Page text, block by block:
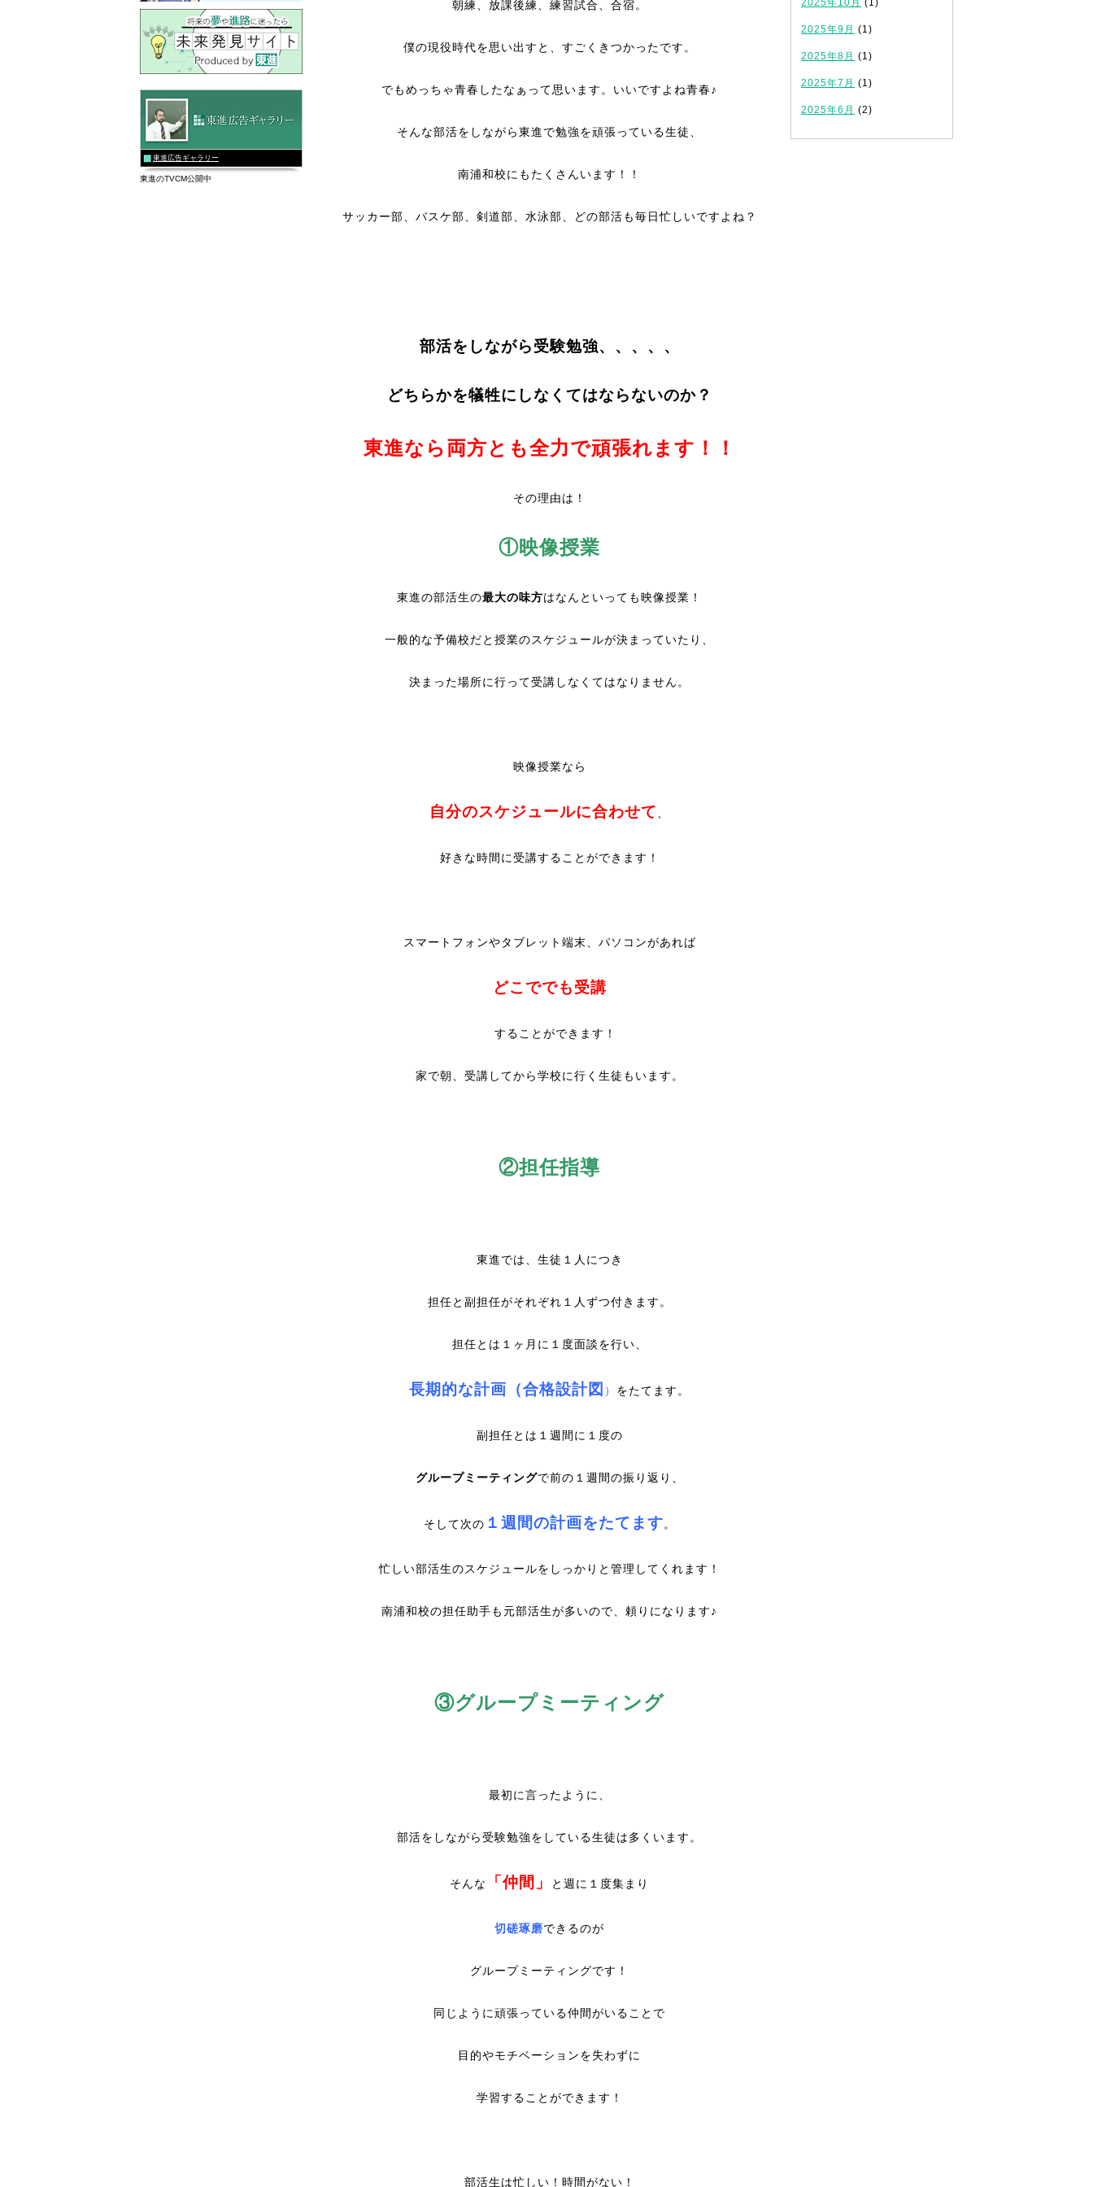
朝練、放課後練、練習試合、合宿。
僕の現役時代を思い出すと、すごくきつかったです。
でもめっちゃ青春したなぁって思います。いいですよね青春♪
そんな部活をしながら東進で勉強を頑張っている生徒、
南浦和校にもたくさんいます！！
サッカー部、バスケ部、剣道部、水泳部、どの部活も毎日忙しいですよね？
部活をしながら受験勉強、、、、、
どちらかを犠牲にしなくてはならないのか？
東進なら両方とも全力で頑張れます！！
その理由は！
①映像授業
東進の部活生の最大の味方はなんといっても映像授業！
一般的な予備校だと授業のスケジュールが決まっていたり、
決まった場所に行って受講しなくてはなりません。
映像授業なら
自分のスケジュールに合わせて
好きな時間に受講することができます！
スマートフォンやタブレット端末、パソコンがあれば
どこででも受講
することができます！
家で朝、受講してから学校に行く生徒もいます。
②担任指導
東進では、生徒１人につき
担任と副担任がそれぞれ１人ずつ付きます。
担任とは１ヶ月に１度面談を行い、
長期的な計画（合格設計図 ） をたてます。
副担任とは１週間に１度の
グループミーティングで前の１週間の振り返り、
そして次の １週間の計画をたてます。
忙しい部活生のスケジュールをしっかりと管理してくれます！
南浦和校の担任助手も元部活生が多いので、頼りになります♪
③グループミーティング
最初に言ったように、
部活をしながら受験勉強をしている生徒は多くいます。
そんな 「仲間」 と週に１度集まり
切磋琢磨できるのが
グループミーティングです！
同じように頑張っている仲間がいることで
目的やモチベーションを失わずに
学習することができます！
部活生は忙しい！時間がない！
2025年10月 (1)
2025年9月 (1)
2025年8月 (1)
2025年7月 (1)
2025年6月 (2)
東進広告ギャラリー
東進のTVCM公開中